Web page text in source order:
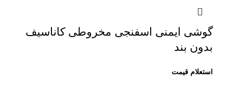
گوشی ایمنی اسفنجی مخروطی کاناسیف
بدون بند